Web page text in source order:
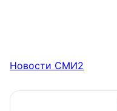
Новости СМИ2